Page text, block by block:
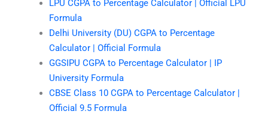
LPU CGPA to Percentage Calculator | Official LPU
Formula
Delhi University (DU) CGPA to Percentage
Calculator | Official Formula
GGSIPU CGPA to Percentage Calculator | IP
University Formula
CBSE Class 10 CGPA to Percentage Calculator |
Official 9.5 Formula